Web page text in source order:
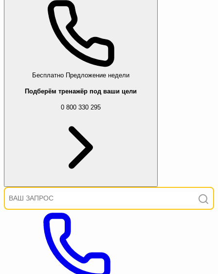
Бесплатно Предложение недели
Подберём тренажёр под ваши цели
0 800 330 295